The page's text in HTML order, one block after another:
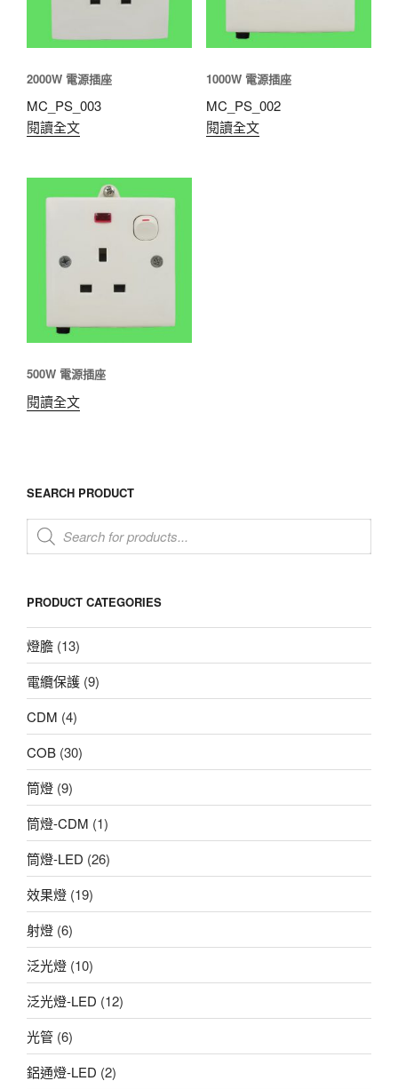
2000W 電源插座
MC_PS_003
閱讀全文
1000W 電源插座
MC_PS_002
閱讀全文
500W 電源插座
閱讀全文
SEARCH PRODUCT
Products
search
PRODUCT CATEGORIES
燈膽 (13)
電纜保護 (9)
CDM (4)
COB (30)
筒燈 (9)
筒燈-CDM (1)
筒燈-LED (26)
效果燈 (19)
射燈 (6)
泛光燈 (10)
泛光燈-LED (12)
光管 (6)
鋁通燈-LED (2)